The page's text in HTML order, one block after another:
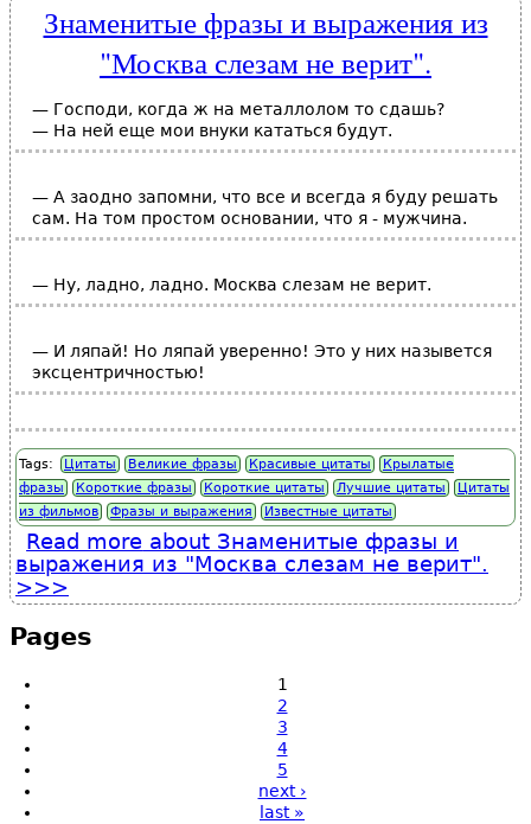
Знаменитые фразы и выражения из
"Москва слезам не верит".
— Господи, когда ж на металлолом то сдашь?
— На ней еще мои внуки кататься будут.
— А заодно запомни, что все и всегда я буду решать
сам. На том простом основании, что я - мужчина.
— Ну, ладно, ладно. Москва слезам не верит.
— И ляпай! Но ляпай уверенно! Это у них назывется
эксцентричностью!
Tags: Цитаты Великие фразы Красивые цитаты
Крылатые
фразы
Короткие фразы Короткие цитаты Лучшие цитаты
Цитаты
из фильмов
Фразы и выражения Известные цитаты
Read more about Знаменитые фразы и
выражения из "Москва слезам не верит".
Pages
1
2
3
4
5
next ›
last »